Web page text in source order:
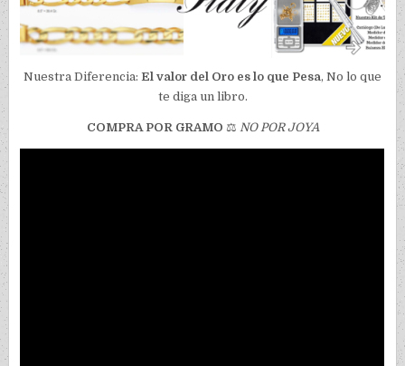
Nuestra Diferencia: El valor del Oro es lo que Pesa, No lo que
te diga un libro.
COMPRA POR GRAMO ⚖️ NO POR JOYA